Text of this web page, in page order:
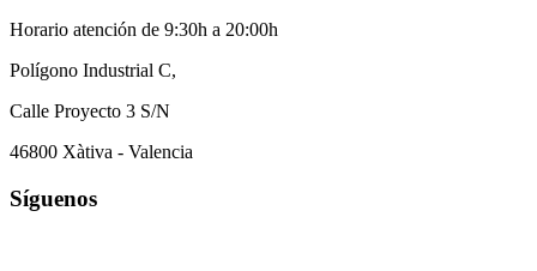
Horario atención de 9:30h a 20:00h
Polígono Industrial C,
Calle Proyecto 3 S/N
46800 Xàtiva - Valencia
Síguenos